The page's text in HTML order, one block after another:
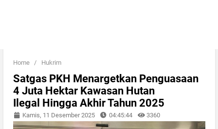
Home / Hukrim
Satgas PKH Menargetkan Penguasaan
4 Juta Hektar Kawasan Hutan
Ilegal Hingga Akhir Tahun 2025
Kamis, 11 Desember 2025 04:45:44 3360